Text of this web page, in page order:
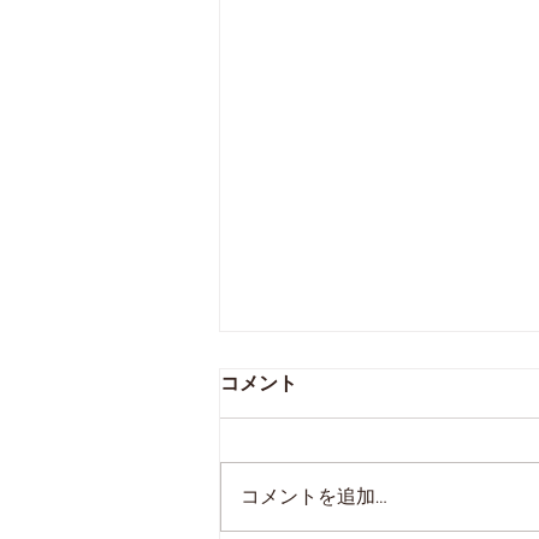
試合結果報告
コメント
コメントを追加…